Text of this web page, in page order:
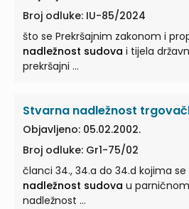
Broj odluke: IU-85/2024
što se Prekršajnim zakonom i
nadležnost sudova i tijela
prekršajni ...
Stvarna nadležnost
Objavljeno: 05.02.2002.
Broj odluke: Gr1-75/02
članci 34., 34.a do 34.d kojima
nadležnost sudova u
nadležnost ...